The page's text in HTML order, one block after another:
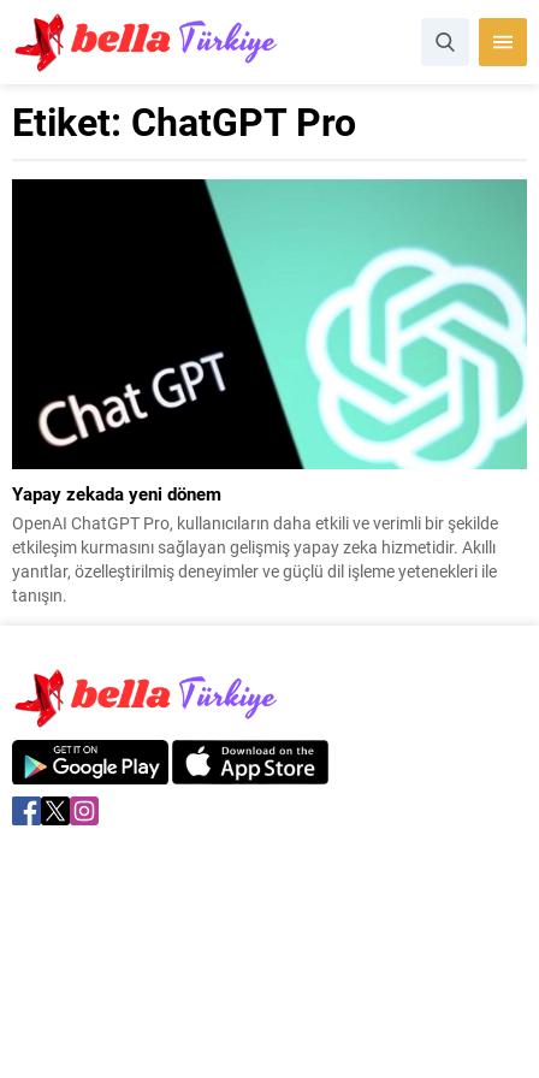
Etiket: ChatGPT Pro
Yapay zekada yeni dönem
OpenAI ChatGPT Pro, kullanıcıların daha etkili ve verimli bir şekilde
etkileşim kurmasını sağlayan gelişmiş yapay zeka hizmetidir. Akıllı
yanıtlar, özelleştirilmiş deneyimler ve güçlü dil işleme yetenekleri ile
tanışın.